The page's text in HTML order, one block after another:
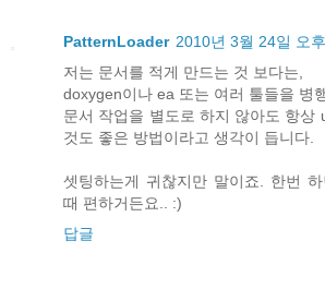
PatternLoader 2010년 3월 24일 오
저는 문서를 적게 만드는 것 보다는,
doxygen이나 ea 또는 여러 툴들을 병
문서 작업을 별도로 하지 않아도 항상
것도 좋은 방법이라고 생각이 듭니다.
셋팅하는게 귀찮지만 말이죠. 한번
때 편하거든요.. :)
답글